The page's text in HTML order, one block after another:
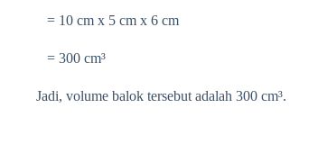
= 10 cm x 5 cm x 6 cm
= 300 cm³
Jadi, volume balok tersebut adalah 300 cm³.